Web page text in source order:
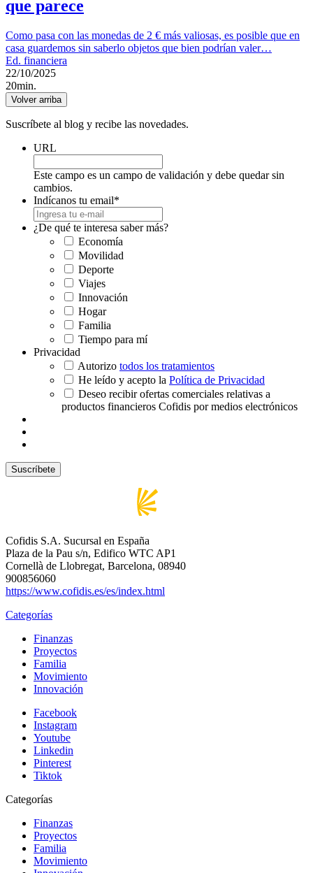
que parece
Como pasa con las monedas de 2 € más valiosas, es posible que en
casa guardemos sin saberlo objetos que bien podrían valer…
Ed. financiera
22/10/2025
20min.
Volver arriba
Suscríbete al blog y recibe las novedades.
URL
Este campo es un campo de validación y debe quedar sin
cambios.
Indícanos tu email*
¿De qué te interesa saber más?
Economía
Movilidad
Deporte
Viajes
Innovación
Hogar
Familia
Tiempo para mí
Privacidad
Autorizo todos los tratamientos
He leído y acepto la Política de Privacidad
Deseo recibir ofertas comerciales relativas a
productos financieros Cofidis por medios electrónicos
Cofidis S.A. Sucursal en España
Plaza de la Pau s/n, Edifico WTC AP1
Cornellà de Llobregat, Barcelona, 08940
900856060
https://www.cofidis.es/es/index.html
Categorías
Finanzas
Proyectos
Familia
Movimiento
Innovación
Facebook
Instagram
Youtube
Linkedin
Pinterest
Tiktok
Categorías
Finanzas
Proyectos
Familia
Movimiento